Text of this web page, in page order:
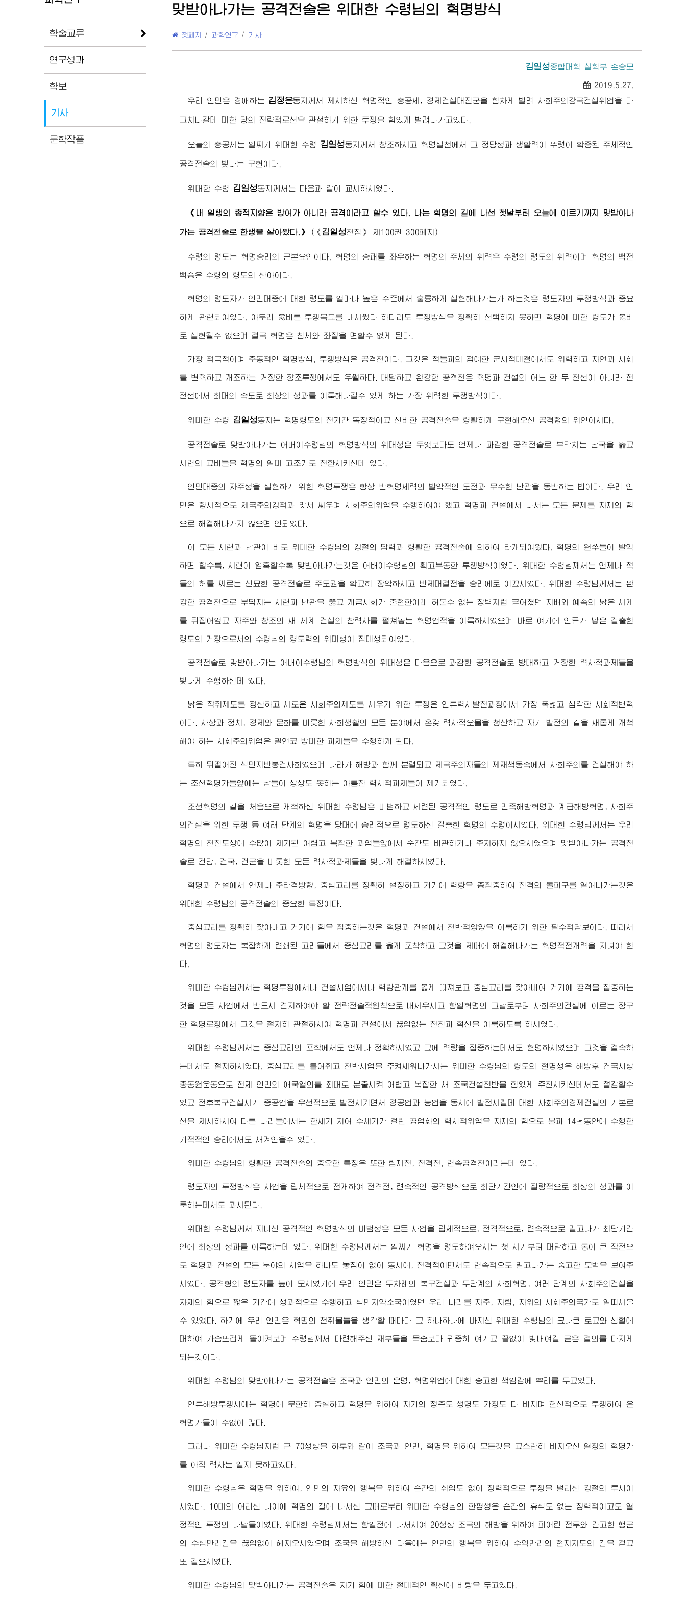
학술교류
연구성과
학보
기사
문학작품
맞받아나가는 공격전술은 위대한 수령님의 혁명방식
첫페지 / 과학연구 / 기사
김일성종합대학 철학부 손승모
2019.5.27.
우리 인민은 경애하는 김정은동지 께서 제시하신 혁명적인 총공세, 경제건설대진군을 힘차게 벌려 사회주의강국건설위업을 다
그쳐나갈데 대한 당의 전략적로선을 관철하기 위한 투쟁을 힘있게 벌려나가고있다.
오늘의 총공세는 일찌기 위대한 수령 김일성동지 께서 창조하시고 혁명실천에서 그 정당성과 생활력이 뚜렷이 확증된 주체적인
공격전술의 빛나는 구현이다.
위대한 수령 김일성동지 께서는 다음과 같이 교시하시였다.
《내 일생의 총적지향은 방어가 아니라 공격이라고 할수 있다. 나는 혁명의 길에 나선 첫날부터 오늘에 이르기까지 맞받아나
가는 공격전술로 한생을 살아왔다.》 ( 《 김일성전집》 제100권 300페지)
수령의 령도는 혁명승리의 근본요인이다. 혁명의 승패를 좌우하는 혁명의 주체의 위력은 수령의 령도의 위력이며 혁명의 백전
백승은 수령의 령도의 산아이다.
혁명의 령도자가 인민대중에 대한 령도를 얼마나 높은 수준에서 훌륭하게 실현해나가는가 하는것은 령도자의 투쟁방식과 중요
하게 관련되여있다. 아무리 옳바른 투쟁목표를 내세웠다 하더라도 투쟁방식을 정확히 선택하지 못하면 혁명에 대한 령도가 옳바
로 실현될수 없으며 결국 혁명은 침체와 좌절을 면할수 없게 된다.
가장 적극적이며 주동적인 혁명방식, 투쟁방식은 공격전이다. 그것은 적들과의 첨예한 군사적대결에서도 위력하고 자연과 사회
를 변혁하고 개조하는 거창한 창조투쟁에서도 우월하다. 대담하고 완강한 공격전은 혁명과 건설의 어느 한 두 전선이 아니라 전
전선에서 최대의 속도로 최상의 성과를 이룩해나갈수 있게 하는 가장 위력한 투쟁방식이다.
위대한 수령 김일성동지 는 혁명령도의 전기간 독창적이고 신비한 공격전술을 령활하게 구현해오신 공격형의 위인이시다.
공격전술로 맞받아나가는 어버이수령님의 혁명방식의 위대성은 무엇보다도 언제나 과감한 공격전술로 부닥치는 난국을 뚫고
시련의 고비들을 혁명의 일대 고조기로 전환시키신데 있다.
인민대중의 자주성을 실현하기 위한 혁명투쟁은 항상 반혁명세력의 발악적인 도전과 무수한 난관을 동반하는 법이다. 우리 인
민은 항시적으로 제국주의강적과 맞서 싸우며 사회주의위업을 수행하여야 했고 혁명과 건설에서 나서는 모든 문제를 자체의 힘
으로 해결해나가지 않으면 안되였다.
이 모든 시련과 난관이 바로 위대한 수령님 의 강철의 담력과 령활한 공격전술에 의하여 타개되여왔다. 혁명의 원쑤들이 발악
하면 할수록, 시련이 엄혹할수록 맞받아나가는것은 어버이수령님 의 확고부동한 투쟁방식이였다. 위대한 수령님 께서는 언제나 적
들의 허를 찌르는 신묘한 공격전술로 주도권을 확고히 장악하시고 반제대결전을 승리에로 이끄시였다. 위대한 수령님 께서는 완
강한 공격전으로 부닥치는 시련과 난관을 뚫고 계급사회가 출현한이래 허물수 없는 장벽처럼 굳어졌던 지배와 예속의 낡은 세계
를 뒤집어엎고 자주와 창조의 새 세계 건설의 참력사를 펼쳐놓는 혁명업적을 이룩하시였으며 바로 여기에 인류가 낳은 걸출한
령도의 거장으로서의 수령님 의 령도력의 위대성이 집대성되여있다.
공격전술로 맞받아나가는 어버이수령님 의 혁명방식의 위대성은 다음으로 과감한 공격전술로 방대하고 거창한 력사적과제들을
빛나게 수행하신데 있다.
낡은 착취제도를 청산하고 새로운 사회주의제도를 세우기 위한 투쟁은 인류력사발전과정에서 가장 폭넓고 심각한 사회적변혁
이다. 사상과 정치, 경제와 문화를 비롯한 사회생활의 모든 분야에서 온갖 력사적오물을 청산하고 자기 발전의 길을 새롭게 개척
해야 하는 사회주의위업은 필연코 방대한 과제들을 수행하게 된다.
특히 뒤떨어진 식민지반봉건사회였으며 나라가 해방과 함께 분렬되고 제국주의자들의 제재책동속에서 사회주의를 건설해야 하
는 조선혁명가들앞에는 남들이 상상도 못하는 아름찬 력사적과제들이 제기되였다.
조선혁명의 길을 처음으로 개척하신 위대한 수령님 은 비범하고 세련된 공격적인 령도로 민족해방혁명과 계급해방혁명, 사회주
의건설을 위한 투쟁 등 여러 단계의 혁명을 당대에 승리적으로 령도하신 걸출한 혁명의 수령이시였다. 위대한 수령님 께서는 우리
혁명의 전진도상에 수많이 제기된 어렵고 복잡한 과업들앞에서 순간도 비관하거나 주저하지 않으시였으며 맞받아나가는 공격전
술로 건당, 건국, 건군을 비롯한 모든 력사적과제들을 빛나게 해결하시였다.
혁명과 건설에서 언제나 주타격방향, 중심고리를 정확히 설정하고 거기에 력량을 총집중하여 진격의 돌파구를 열어나가는것은
위대한 수령님 의 공격전술의 중요한 특징이다.
중심고리를 정확히 찾아내고 거기에 힘을 집중하는것은 혁명과 건설에서 전반적앙양을 이룩하기 위한 필수적담보이다. 따라서
혁명의 령도자는 복잡하게 련쇄된 고리들에서 중심고리를 옳게 포착하고 그것을 제때에 해결해나가는 혁명적전개력을 지녀야 한
다.
위대한 수령님 께서는 혁명투쟁에서나 건설사업에서나 력량관계를 옳게 따져보고 중심고리를 찾아내여 거기에 공격을 집중하는
것을 모든 사업에서 반드시 견지하여야 할 전략전술적원칙으로 내세우시고 항일혁명의 그날로부터 사회주의건설에 이르는 장구
한 혁명로정에서 그것을 철저히 관철하시여 혁명과 건설에서 끊임없는 전진과 혁신을 이룩하도록 하시였다.
위대한 수령님 께서는 중심고리의 포착에서도 언제나 정확하시였고 그에 력량을 집중하는데서도 현명하시였으며 그것을 결속하
는데서도 철저하시였다. 중심고리를 틀어쥐고 전반사업을 추켜세워나가시는위대한 수령님의 령도의 현명성은 해방후 건국사상
총동원운동으로 전체 인민의 애국열의를 최대로 분출시켜 어렵고 복잡한 새 조국건설전반을 힘있게 추진시키신데서도 절감할수
있고 전후복구건설시기 중공업을 우선적으로 발전시키면서 경공업과 농업을 동시에 발전시킬데 대한 사회주의경제건설의 기본로
선을 제시하시여 다른 나라들에서는 한세기 지어 수세기가 걸린 공업화의 력사적위업을 자체의 힘으로 불과 14년동안에 수행한
기적적인 승리에서도 새겨안을수 있다.
위대한 수령님 의 령활한 공격전술의 중요한 특징은 또한 립체전, 전격전, 련속공격전이라는데 있다.
령도자의 투쟁방식은 사업을 립체적으로 전개하여 전격전, 련속적인 공격방식으로 최단기간안에 질량적으로 최상의 성과를 이
룩하는데서도 과시된다.
위대한 수령님 께서 지니신 공격적인 혁명방식의 비범성은 모든 사업을 립체적으로, 전격적으로, 련속적으로 밀고나가 최단기간
안에 최상의 성과를 이룩하는데 있다. 위대한 수령님 께서는 일찌기 혁명을 령도하여오시는 첫 시기부터 대담하고 통이 큰 작전으
로 혁명과 건설의 모든 분야의 사업을 하나도 놓침이 없이 동시에, 전격적이면서도 련속적으로 밀고나가는 숭고한 모범을 보여주
시였다. 공격형의 령도자를 높이 모시였기에 우리 인민은 두차례의 복구건설과 두단계의 사회혁명, 여러 단계의 사회주의건설을
자체의 힘으로 짧은 기간에 성과적으로 수행하고 식민지약소국이였던 우리 나라를 자주, 자립, 자위의 사회주의국가로 일떠세울
수 있었다. 하기에 우리 인민은 혁명의 전취물들을 생각할 때마다 그 하나하나에 바치신 위대한 수령님 의 크나큰 로고와 심혈에
대하여 가슴뜨겁게 돌이켜보며 수령님 께서 마련해주신 재부들을 목숨보다 귀중히 여기고 끝없이 빛내여갈 굳은 결의를 다지게
되는것이다.
위대한 수령님 의 맞받아나가는 공격전술은 조국과 인민의 운명, 혁명위업에 대한 숭고한 책임감에 뿌리를 두고있다.
인류해방투쟁사에는 혁명에 무한히 충실하고 혁명을 위하여 자기의 청춘도 생명도 가정도 다 바치며 헌신적으로 투쟁하여 온
혁명가들이 수없이 많다.
그러나 위대한 수령님 처럼 근 70성상을 하루와 같이 조국과 인민, 혁명을 위하여 모든것을 고스란히 바쳐오신 열정의 혁명가
를 아직 력사는 알지 못하고있다.
위대한 수령님 은 혁명을 위하여, 인민의 자유와 행복을 위하여 순간의 쉬임도 없이 정력적으로 투쟁을 벌리신 강철의 투사이
시였다. 10대의 어리신 나이에 혁명의 길에 나서신 그때로부터위대한 수령님의 한평생은 순간의 휴식도 없는 정력적이고도 열
정적인 투쟁의 나날들이였다. 위대한 수령님 께서는 항일전에 나서시여 20성상 조국의 해방을 위하여 피어린 전투와 간고한 행군
의 수십만리길을 끊임없이 헤쳐오시였으며 조국을 해방하신 다음에는 인민의 행복을 위하여 수억만리의 현지지도의 길을 걷고
또 걸으시였다.
위대한 수령님 의 맞받아나가는 공격전술은 자기 힘에 대한 절대적인 확신에 바탕을 두고있다.